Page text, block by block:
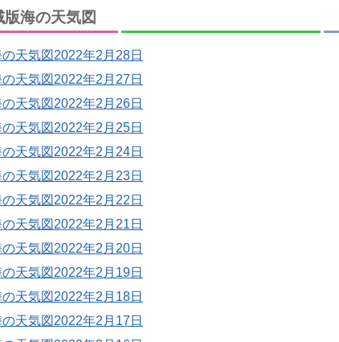
版海の天気図
天気図2022年2月28日
天気図2022年2月27日
天気図2022年2月26日
天気図2022年2月25日
天気図2022年2月24日
天気図2022年2月23日
天気図2022年2月22日
天気図2022年2月21日
天気図2022年2月20日
天気図2022年2月19日
天気図2022年2月18日
天気図2022年2月17日